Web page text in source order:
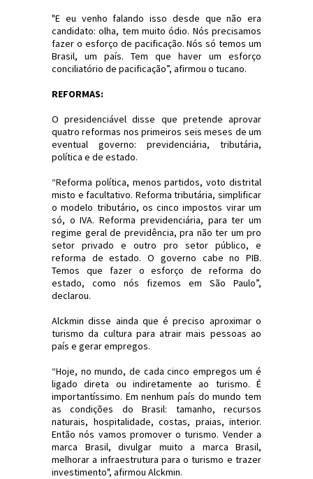
"E eu venho falando isso desde que não era
candidato: olha, tem muito ódio. Nós precisamos
fazer o esforço de pacificação. Nós só temos um
Brasil, um país. Tem que haver um esforço
conciliatório de pacificação”, afirmou o tucano.
REFORMAS:
O presidenciável disse que pretende aprovar
quatro reformas nos primeiros seis meses de um
eventual governo: previdenciária, tributária,
política e de estado.
“Reforma política, menos partidos, voto distrital
misto e facultativo. Reforma tributária, simplificar
o modelo tributário, os cinco impostos virar um
só, o IVA. Reforma previdenciária, para ter um
regime geral de previdência, pra não ter um pro
setor privado e outro pro setor público, e
reforma de estado. O governo cabe no PIB.
Temos que fazer o esforço de reforma do
estado, como nós fizemos em São Paulo”,
declarou.
Alckmin disse ainda que é preciso aproximar o
turismo da cultura para atrair mais pessoas ao
país e gerar empregos.
“Hoje, no mundo, de cada cinco empregos um é
ligado direta ou indiretamente ao turismo. É
importantíssimo. Em nenhum país do mundo tem
as condições do Brasil: tamanho, recursos
naturais, hospitalidade, costas, praias, interior.
Então nós vamos promover o turismo. Vender a
marca Brasil, divulgar muito a marca Brasil,
melhorar a infraestrutura para o turismo e trazer
investimento", afirmou Alckmin.